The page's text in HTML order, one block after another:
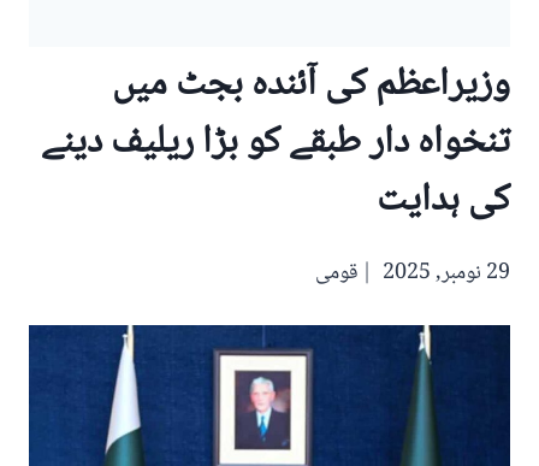
وزیراعظم کی آئندہ بجٹ میں
تنخواہ دار طبقے کو بڑا ریلیف دینے
کی ہدایت
29 نومبر, 2025 قومی